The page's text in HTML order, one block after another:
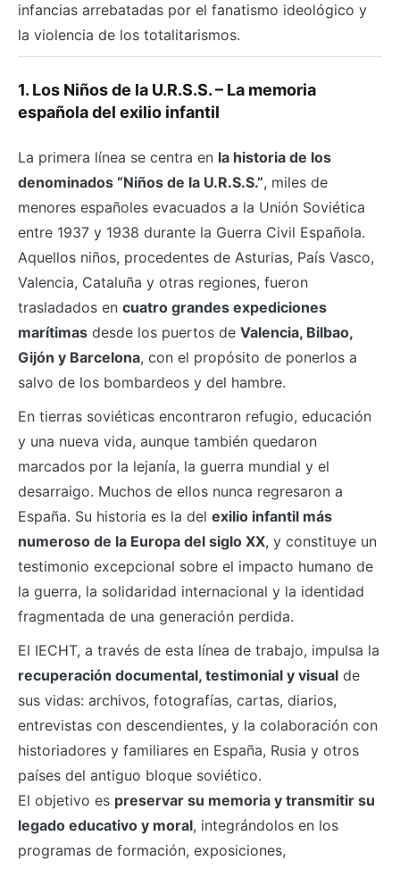
infancias arrebatadas por el fanatismo ideológico y
la violencia de los totalitarismos.
1. Los Niños de la U.R.S.S. – La memoria
española del exilio infantil
La primera línea se centra en la historia de los
denominados “Niños de la U.R.S.S.”, miles de
menores españoles evacuados a la Unión Soviética
entre 1937 y 1938 durante la Guerra Civil Española.
Aquellos niños, procedentes de Asturias, País Vasco,
Valencia, Cataluña y otras regiones, fueron
trasladados en cuatro grandes expediciones
marítimas desde los puertos de Valencia, Bilbao,
Gijón y Barcelona, con el propósito de ponerlos a
salvo de los bombardeos y del hambre.
En tierras soviéticas encontraron refugio, educación
y una nueva vida, aunque también quedaron
marcados por la lejanía, la guerra mundial y el
desarraigo. Muchos de ellos nunca regresaron a
España. Su historia es la del exilio infantil más
numeroso de la Europa del siglo XX, y constituye un
testimonio excepcional sobre el impacto humano de
la guerra, la solidaridad internacional y la identidad
fragmentada de una generación perdida.
El IECHT, a través de esta línea de trabajo, impulsa la
recuperación documental, testimonial y visual de
sus vidas: archivos, fotografías, cartas, diarios,
entrevistas con descendientes, y la colaboración con
historiadores y familiares en España, Rusia y otros
países del antiguo bloque soviético.
El objetivo es preservar su memoria y transmitir su
legado educativo y moral, integrándolos en los
programas de formación, exposiciones,